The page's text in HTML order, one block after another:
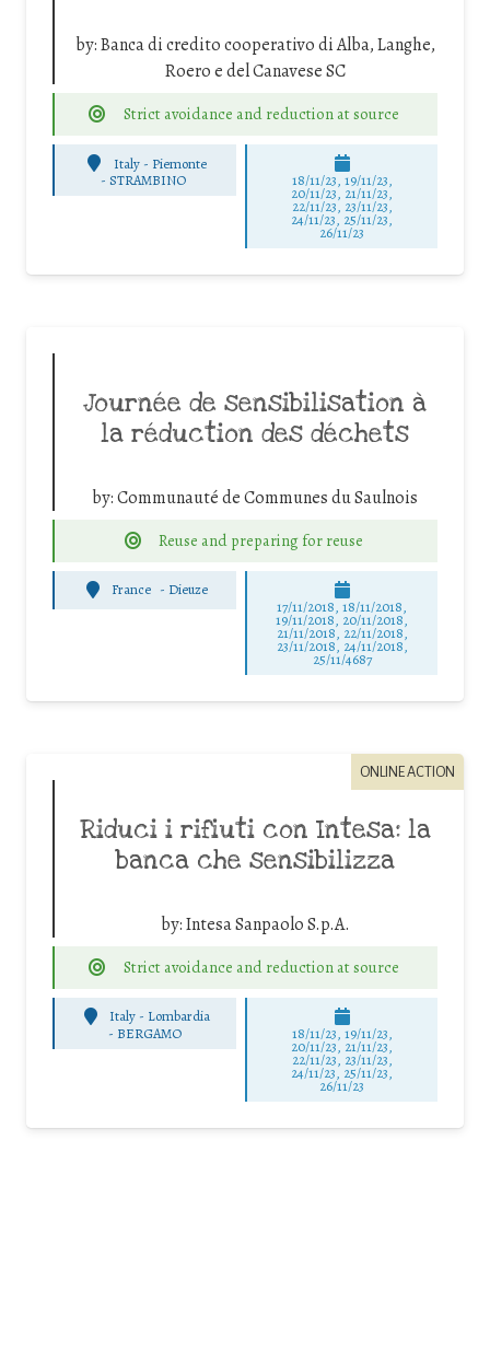
by:Banca di credito cooperativo di Alba, Langhe,
Roero e del Canavese SC
Strict avoidance and reduction at source
Italy - Piemonte
-STRAMBINO 18/11/23, 19/11/23,
20/11/23, 21/11/23,
22/11/23, 23/11/23,
24/11/23, 25/11/23,
26/11/23
Journée de sensibilisation à
la réduction des déchets
by:Communauté de Communes du Saulnois
Reuse and preparing for reuse
France - Dieuze
17/11/2018, 18/11/2018,
19/11/2018, 20/11/2018,
21/11/2018, 22/11/2018,
23/11/2018, 24/11/2018,
25/11/4687
ONLINE ACTION
Riduci i rifiuti con Intesa: la
banca che sensibilizza
by:Intesa Sanpaolo S.p.A.
Strict avoidance and reduction at source
Italy - Lombardia
- BERGAMO 18/11/23, 19/11/23,
20/11/23, 21/11/23,
22/11/23, 23/11/23,
24/11/23, 25/11/23,
26/11/23